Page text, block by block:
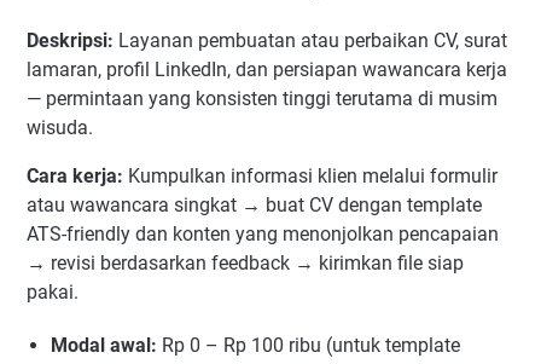
Deskripsi: Layanan pembuatan atau perbaikan CV, surat
lamaran, profil LinkedIn, dan persiapan wawancara kerja
— permintaan yang konsisten tinggi terutama di musim
wisuda.
Cara kerja: Kumpulkan informasi klien melalui formulir
atau wawancara singkat → buat CV dengan template
ATS-friendly dan konten yang menonjolkan pencapaian
→ revisi berdasarkan feedback → kirimkan file siap
pakai.
Modal awal: Rp 0 – Rp 100 ribu (untuk template